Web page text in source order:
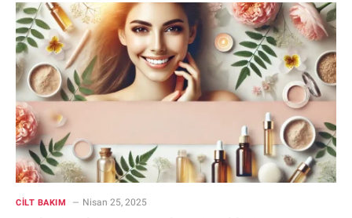
CILT BAKIM Nisan 25, 2025